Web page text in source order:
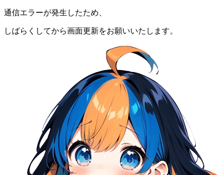
通信エラーが発生したため、
しばらくしてから画面更新をお願いいたします。